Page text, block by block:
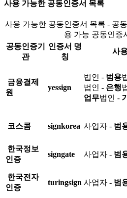
사용 가능한 공동인증서 목록
사용 가능한 공동인증서 목록 - 공
용 가능 공동인증
공동인증기
관
인증서 명
칭
사
금융결제
원
yessign
법인 - 범용
법인 - 은행
업무법인 -
코스콤 signkorea 사업자 - 범
한국정보
인증
signgate 사업자 - 범
한국전자
인증
turingsign 사업자 - 범